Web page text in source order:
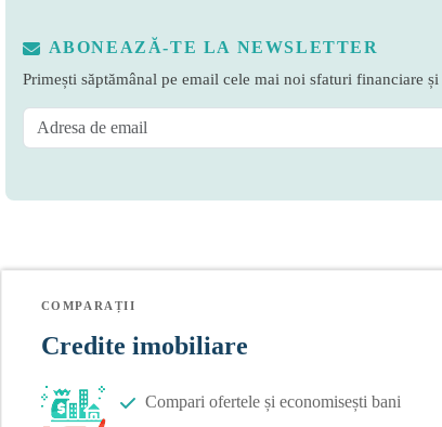
ABONEAZĂ-TE LA NEWSLETTER
Primești săptămânal pe email cele mai noi sfaturi financiare
COMPARAȚII
Credite imobiliare
Compari ofertele și economisești bani